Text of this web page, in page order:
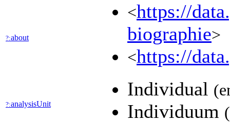
?:about
<https://
biographie>
<https://
?:analysisUnit
Individual
Individuum